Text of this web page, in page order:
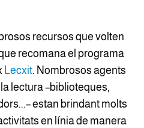
recursos que volten
recomana el programa
Lecxit. Nombrosos agents
lectura –biblioteques,
estan brindant molts
en línia de manera